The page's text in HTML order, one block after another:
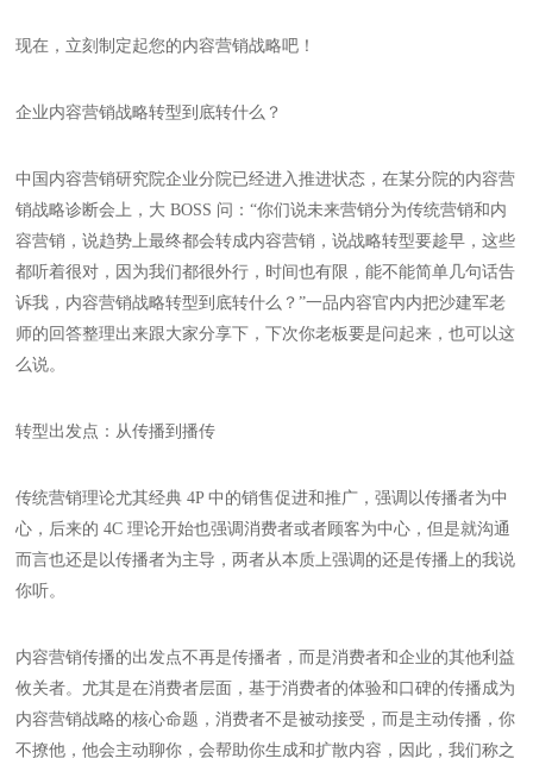
现在，立刻制定起您的内容营销战略吧！
企业内容营销战略转型到底转什么？
中国内容营销研究院企业分院已经进入推进状态，在某分院的内容营
销战略诊断会上，大 BOSS 问：“你们说未来营销分为传统营销和内
容营销，说趋势上最终都会转成内容营销，说战略转型要趁早，这些
都听着很对，因为我们都很外行，时间也有限，能不能简单几句话告
诉我，内容营销战略转型到底转什么？”一品内容官内内把沙建军老
师的回答整理出来跟大家分享下，下次你老板要是问起来，也可以这
么说。
转型出发点：从传播到播传
传统营销理论尤其经典 4P 中的销售促进和推广，强调以传播者为中
心，后来的 4C 理论开始也强调消费者或者顾客为中心，但是就沟通
而言也还是以传播者为主导，两者从本质上强调的还是传播上的我说
你听。
内容营销传播的出发点不再是传播者，而是消费者和企业的其他利益
攸关者。尤其是在消费者层面，基于消费者的体验和口碑的传播成为
内容营销战略的核心命题，消费者不是被动接受，而是主动传播，你
不撩他，他会主动聊你，会帮助你生成和扩散内容，因此，我们称之